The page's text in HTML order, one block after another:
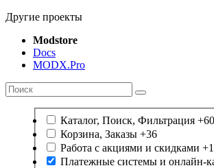
Другие проекты
Modstore
Docs
MODX.Pro
Каталог, Поиск, Фильтрация +60
Корзина, Заказы +36
Работа с акциями и скидками
Платежные системы и онлайн-